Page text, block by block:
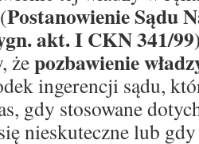
Postanowienie Sądu
akt. I CKN 341/
żepozbawienie
ingerencji sądu,
gdy stosowane
nieskuteczne lub